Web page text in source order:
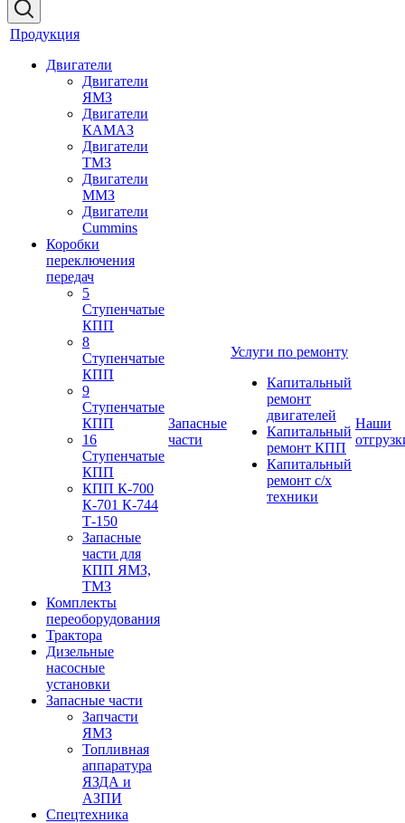
Продукция
Двигатели
Двигатели
ЯМЗ
Двигатели
КАМАЗ
Двигатели
ТМЗ
Двигатели
ММЗ
Двигатели
Cummins
Коробки
переключения
передач
5
Ступенчатые
КПП
8
Ступенчатые
КПП
9
Ступенчатые
КПП
16
Ступенчатые
КПП
КПП К-700
К-701 К-744
Т-150
Запасные
части для
КПП ЯМЗ,
ТМЗ
Комплекты
переоборудования
Трактора
Дизельные
насосные
установки
Запасные части
Запчасти
ЯМЗ
Топливная
аппаратура
ЯЗДА и
АЗПИ
Спецтехника
Запасные
части
Услуги по ремонту
Капитальный
ремонт
двигателей
Капитальный
ремонт КПП
Капитальный
ремонт с/х
техники
Наши